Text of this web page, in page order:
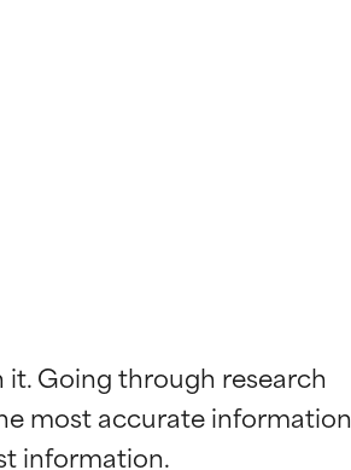
it. Going through research
most accurate information
y
y